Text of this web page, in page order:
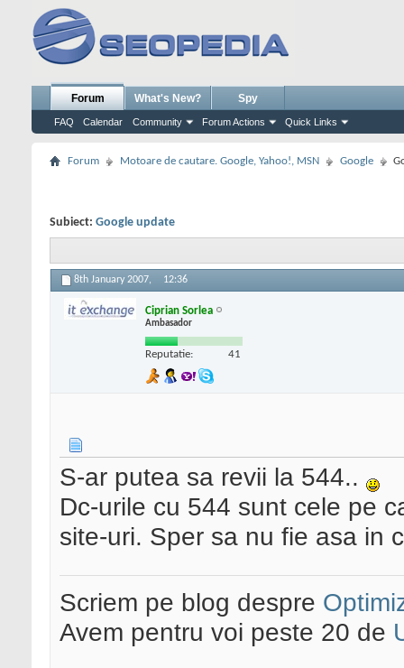
Forum
FAQ Calendar Community Forum Actions Quick Links
What's New? Spy
Forum Motoare de cautare. Google, Yahoo!, MSN Google
Subiect: Google update
8th January 2007, 12:36
Ciprian Sorlea
Ambasador
Reputatie: 41
S-ar putea sa revii la 544..
Dc-urile cu 544 sunt cele pe
site-uri. Sper sa nu fie asa in
Scriem pe blog despre
Avem pentru voi peste 20 de